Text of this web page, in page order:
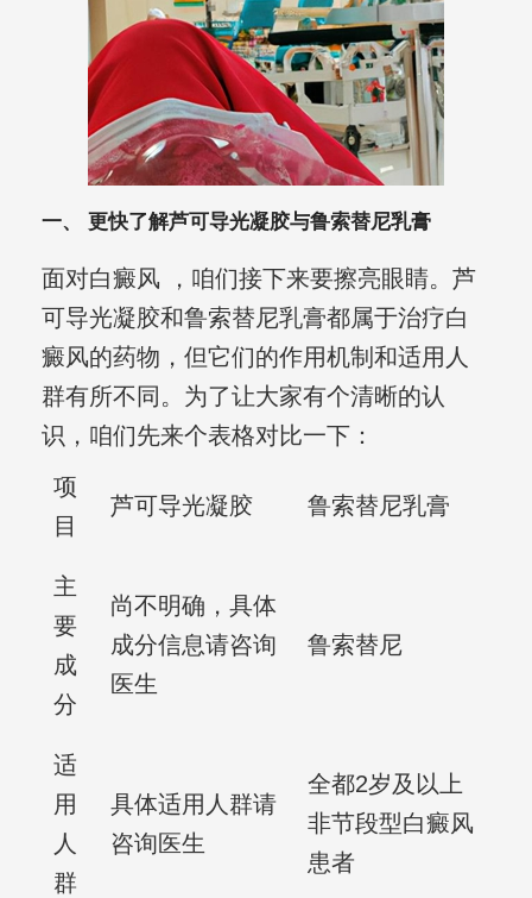
一、 更快了解芦可导光凝胶与鲁索替尼乳膏
面对白癜风 ，咱们接下来要擦亮眼睛。芦
可导光凝胶和鲁索替尼乳膏都属于治疗白
癜风的药物，但它们的作用机制和适用人
群有所不同。为了让大家有个清晰的认
识，咱们先来个表格对比一下：
项
目
芦可导光凝胶 鲁索替尼乳膏
主
要
成
分
尚不明确，具体
成分信息请咨询
医生
鲁索替尼
适
用
人
群
具体适用人群请
咨询医生
全都2岁及以上
非节段型白癜风
患者